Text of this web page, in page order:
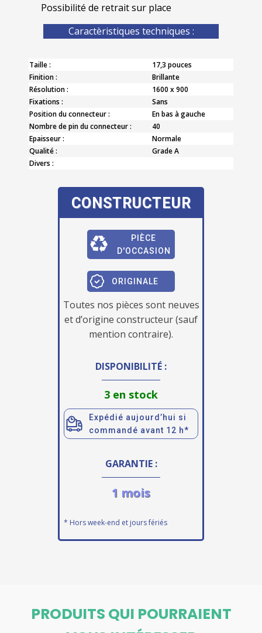
Possibilité de retrait sur place
Caractèristiques techniques :
Taille :
17,3 pouces
Finition :
Brillante
Résolution :
1600 x 900
Fixations :
Sans
Position du connecteur :
En bas à gauche
Nombre de pin du connecteur :
40
Epaisseur :
Normale
Qualité :
Grade A
Divers :
CONSTRUCTEUR
PIÈCE
D'OCCASION
ORIGINALE
Toutes nos pièces sont neuves
et d’origine constructeur (sauf
mention contraire).
DISPONIBILITÉ :
3 en stock
Expédié aujourd’hui si
commandé avant 12 h*
GARANTIE :
1 mois
* Hors week-end et jours fériés
PRODUITS QUI POURRAIENT